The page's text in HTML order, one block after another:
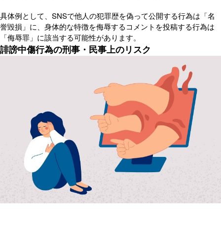
具体例として、SNSで他人の犯罪歴を偽って公開する行為は「名
誉毀損」に、身体的な特徴を侮辱するコメントを投稿する行為は
「侮辱罪」に該当する可能性があります。
誹謗中傷行為の刑事・民事上のリスク